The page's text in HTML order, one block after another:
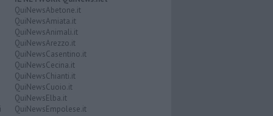
QuiNewsAbetone.it
QuiNewsAmiata.it
QuiNewsAnimali.it
QuiNewsArezzo.it
QuiNewsCasentino.it
QuiNewsCecina.it
QuiNewsChianti.it
QuiNewsCuoio.it
QuiNewsElba.it
QuiNewsEmpolese.it